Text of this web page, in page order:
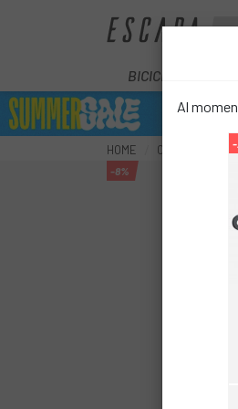
BICICLETTE
HOME COMPONENTI
-8%
Al
-